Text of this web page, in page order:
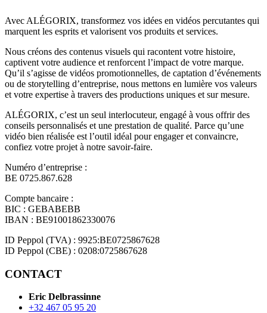
Avec ALÉGORIX, transformez vos idées en vidéos percutantes qui
marquent les esprits et valorisent vos produits et services.
Nous créons des contenus visuels qui racontent votre histoire,
captivent votre audience et renforcent l’impact de votre marque.
Qu’il s’agisse de vidéos promotionnelles, de captation d’événements
ou de storytelling d’entreprise, nous mettons en lumière vos valeurs
et votre expertise à travers des productions uniques et sur mesure.
ALÉGORIX, c’est un seul interlocuteur, engagé à vous offrir des
conseils personnalisés et une prestation de qualité. Parce qu’une
vidéo bien réalisée est l’outil idéal pour engager et convaincre,
confiez votre projet à notre savoir-faire.
Numéro d’entreprise :
BE 0725.867.628
Compte bancaire :
BIC : GEBABEBB
IBAN : BE91001862330076
ID Peppol (TVA) : 9925:BE0725867628
ID Peppol (CBE) : 0208:0725867628
CONTACT
Eric Delbrassinne
+32 467 05 95 20